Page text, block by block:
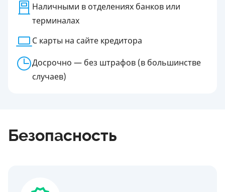
Наличными в отделениях банков или
терминалах
С карты на сайте кредитора
Досрочно — без штрафов (в большинстве
случаев)
Безопасность